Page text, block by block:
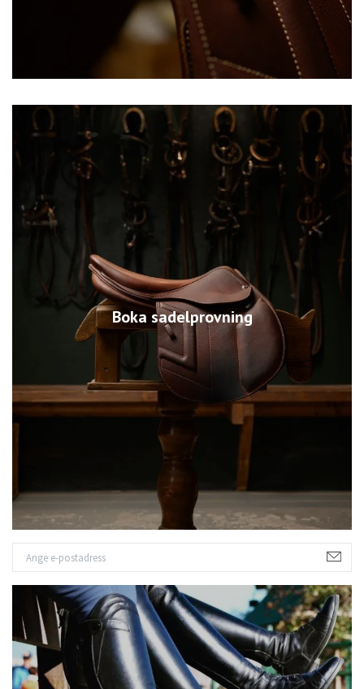
Boka sadelprovning